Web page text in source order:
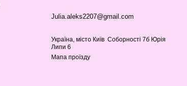
Julia.aleks2207@gmail.com
Україна, місто Київ Соборності 7б Юрія
Липи 6
Мапа проїзду